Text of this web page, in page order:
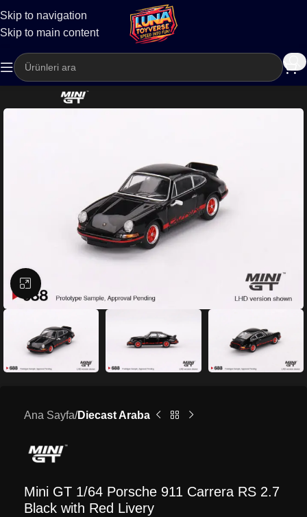
Skip to navigation
Skip to main content
Kargo
Büyütmek için tıklayın
Ana Sayfa Diecast Araba
Mini GT 1/64 Porsche 911 Carrera RS 2.7
Black with Red Livery